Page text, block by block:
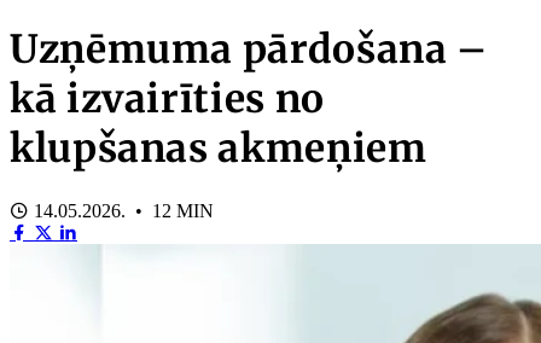
Uzņēmuma pārdošana –
kā izvairīties no
klupšanas akmeņiem
14.05.2026. • 12 MIN